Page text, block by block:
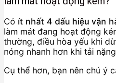
Có ít nhất 4 dấu hiệu vận
làm mát đang hoạt động
thường, điều hòa yếu khi
nóng nhanh hơn khi tải
Cụ thể hơn, bạn nên chú ý